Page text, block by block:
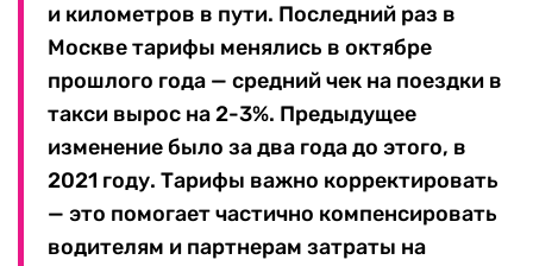
и километров в пути. Последний раз в
Москве тарифы менялись в октябре
прошлого года — средний чек на поездки в
такси вырос на 2-3%. Предыдущее
изменение было за два года до этого, в
2021 году. Тарифы важно корректировать
— это помогает частично компенсировать
водителям и партнерам затраты на